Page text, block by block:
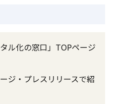
ル化の窓口」TOPページ
ジ・プレスリリースで紹